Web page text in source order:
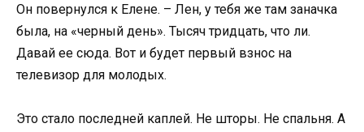
Он повернулся к Елене. – Лен, у тебя же там заначка
была, на «черный день». Тысяч тридцать, что ли.
Давай ее сюда. Вот и будет первый взнос на
телевизор для молодых.
Это стало последней каплей. Не шторы. Не спальня. А